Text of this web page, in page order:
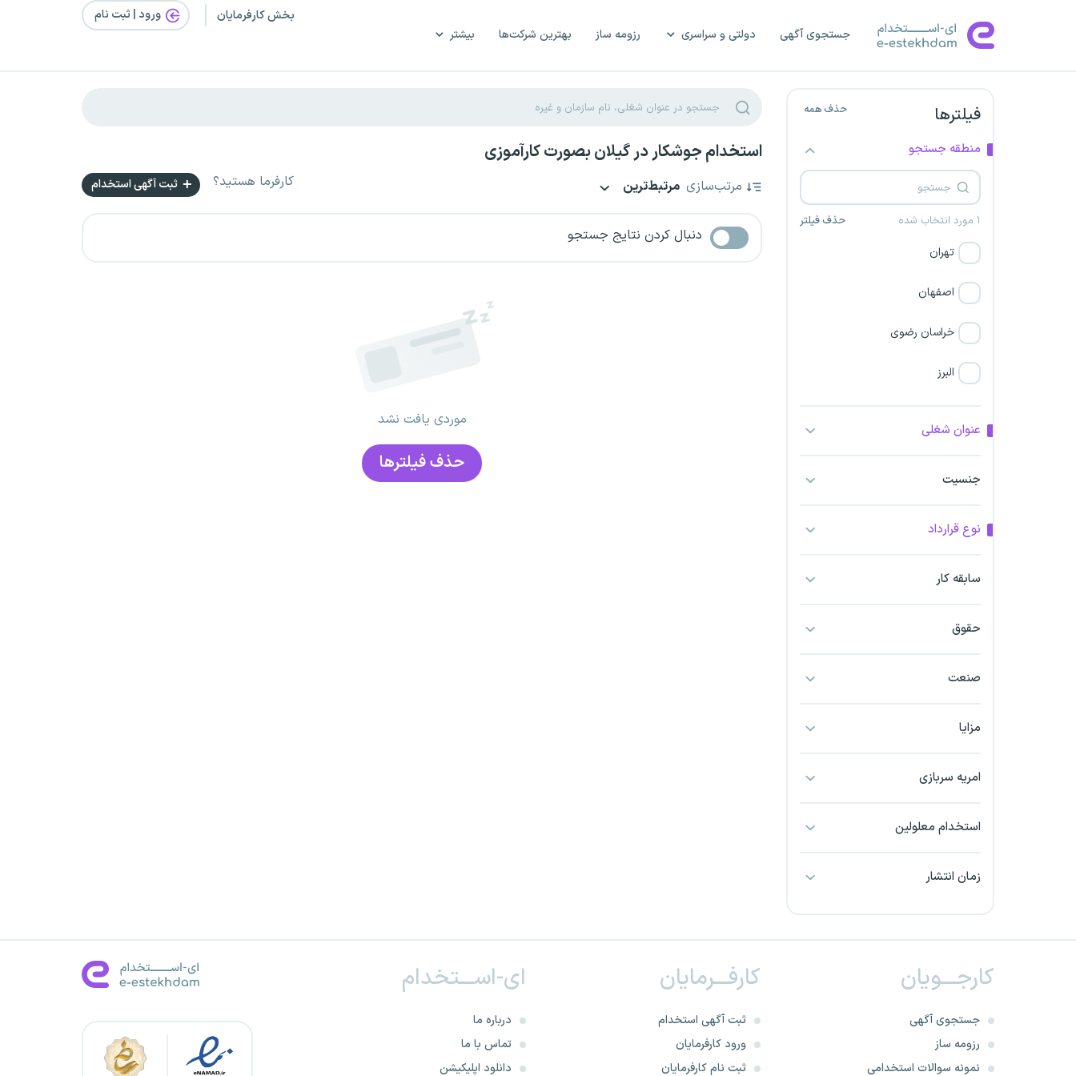
جستجوی آگهی دولتی و سراسری رزومه ساز بهترین شرکت‌ها بیشتر
بخش کارفرمایان ورود | ثبت‌ نام
فیلترها حذف همه
منطقه جستجو
۱ مورد انتخاب شده حذف فیلتر
تهران
اصفهان
خراسان رضوی
البرز
اراک
اردبیل
بندرعباس
خراسان شمالی
خرم آباد
خوزستان
عنوان شغلی
جنسیت
نوع قرارداد
سابقه کار
حقوق
صنعت
مزایا
امریه سربازی
استخدام معلولین
زمان انتشار
استخدام جوشکار در گیلان بصورت کارآموزی
مرتب‌سازی مرتبط‌ترین کارفرما هستید؟ ثبت آگهی استخدام
دنبال کردن نتایج جستجو
موردی یافت نشد
حذف فیلتر‌ها
کارجـــویان
جستجوی آگهی
رزومه ساز
نمونه سوالات استخدامی
کارفـــرمایان
ثبت آگهی استخدام
ورود کارفرمایان
ثبت نام کارفرمایان
ای-اســـتخدام
درباره ما
تماس با ما
دانلود اپلیکیشن